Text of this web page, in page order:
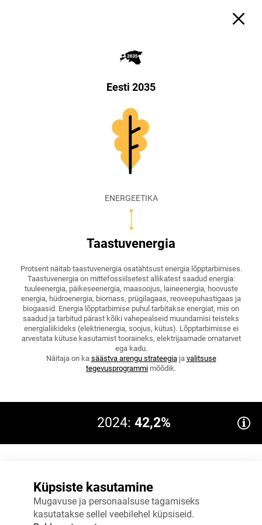
Eesti 2035
ENERGEETIKA
Taastuvenergia
Protsent näitab taastuvenergia osatähtsust energia lõpptarbimises.
Taastuvenergia on mittefossiilsetest allikatest saadud energia:
tuuleenergia, päikeseenergia, maasoojus, laineenergia, hoovuste
energia, hüdroenergia, biomass, prügilagaas, reoveepuhastigaas ja
biogaasid. Energia lõpptarbimise puhul tarbitakse energiat, mis on
saadud ja tarbitud pärast kõiki vahepealseid muundamisi teisteks
energialiikideks (elektrienergia, soojus, kütus). Lõpptarbimisse ei
arvestata kütuse kasutamist tooraineks, elektrijaamade omatarvet
ega kadu.
Näitaja on ka säästva arengu strateegiaja valitsuse
tegevusprogrammi mõõdik.
2024: 42,2%
40%
60%
Küpsiste kasutamine
Mugavuse ja personaalsuse tagamiseks
kasutatakse sellel veebilehel küpsiseid.